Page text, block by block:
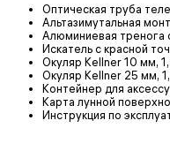
Оптическая труба
Альтазимутальная
Алюминиевая тренога
Искатель с красной
Окуляр Kellner 10 мм,
Окуляр Kellner 25 мм,
Контейнер для
Карта лунной
Инструкция по